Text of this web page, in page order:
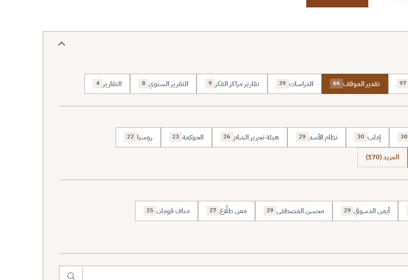
97 تقدير الموقف 66 الدراسات 39 تقارير مراكز الفكر 9 التقرير السنوي 8 التقارير 4
30 إدلب 30 نظام الأسد 29 هيئة تحرير الشام 26 الحوكمة 23 روسيا 22
المزيد (170)
أيمن الدسوقي 29 محسن المصطفى 29 معن طلَّاع 27 مناف قومان 25